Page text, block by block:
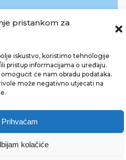
pristankom za
iskustvo, koristimo tehnologije
pristup informacijama o uređaju.
će nam obradu podataka.
može negativno utjecati na
Prihvaćam
kolačiće
HRVATSKA
Sva prava pridržana.